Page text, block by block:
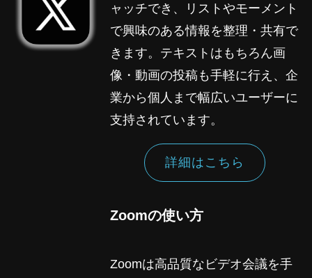
ャッチでき、リストやモーメント
で興味のある情報を整理・共有で
きます。テキストはもちろん画
像・動画の投稿も手軽に行え、企
業から個人まで幅広いユーザーに
支持されています。
詳細はこちら
Zoomの使い方
Zoomは高品質なビデオ会議を手